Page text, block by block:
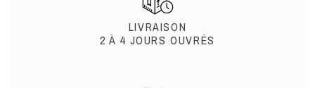
LIVRAISON
2 À 4 JOURS OUVRÉS